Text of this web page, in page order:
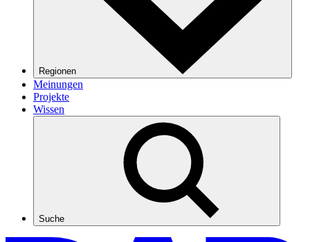
Regionen
Meinungen
Projekte
Wissen
Suche